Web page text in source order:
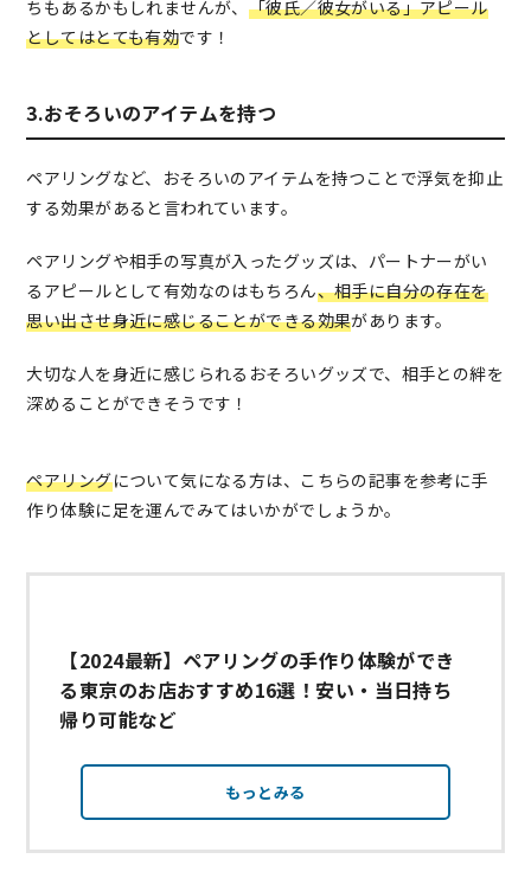
ちもあるかもしれませんが、 「彼氏／彼女がいる」アピール
としてはとても有効です！
3.おそろいのアイテムを持つ
ペアリングなど、おそろいのアイテムを持つことで浮気を抑止
する効果があると言われています。
ペアリングや相手の写真が入ったグッズは、パートナーがい
るアピールとして有効なのはもちろん、相手に自分の存在を
思い出させ身近に感じることができる効果があります。
大切な人を身近に感じられるおそろいグッズで、相手との絆を
深めることができそうです！
ペアリングについて気になる方は、こちらの記事を参考に手
作り体験に足を運んでみてはいかがでしょうか。
【2024最新】ペアリングの手作り体験ができ
る東京のお店おすすめ16選！安い・当日持ち
帰り可能など
もっとみる